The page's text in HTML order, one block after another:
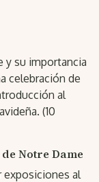
y su importancia
celebración de
al
(10
Notre Dame
exposiciones al